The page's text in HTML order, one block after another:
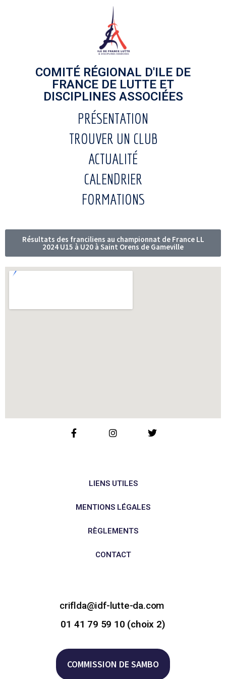
COMITÉ RÉGIONAL D'ILE DE
FRANCE DE LUTTE ET
DISCIPLINES ASSOCIÉES
PRÉSENTATION
TROUVER UN CLUB
ACTUALITÉ
CALENDRIER
FORMATIONS
Résultats des franciliens au championnat de France LL
2024 U15 à U20 à Saint Orens de Gameville
LIENS UTILES
MENTIONS LÉGALES
RÈGLEMENTS
CONTACT
criflda@idf-lutte-da.com
01 41 79 59 10 (choix 2)
COMMISSION DE SAMBO